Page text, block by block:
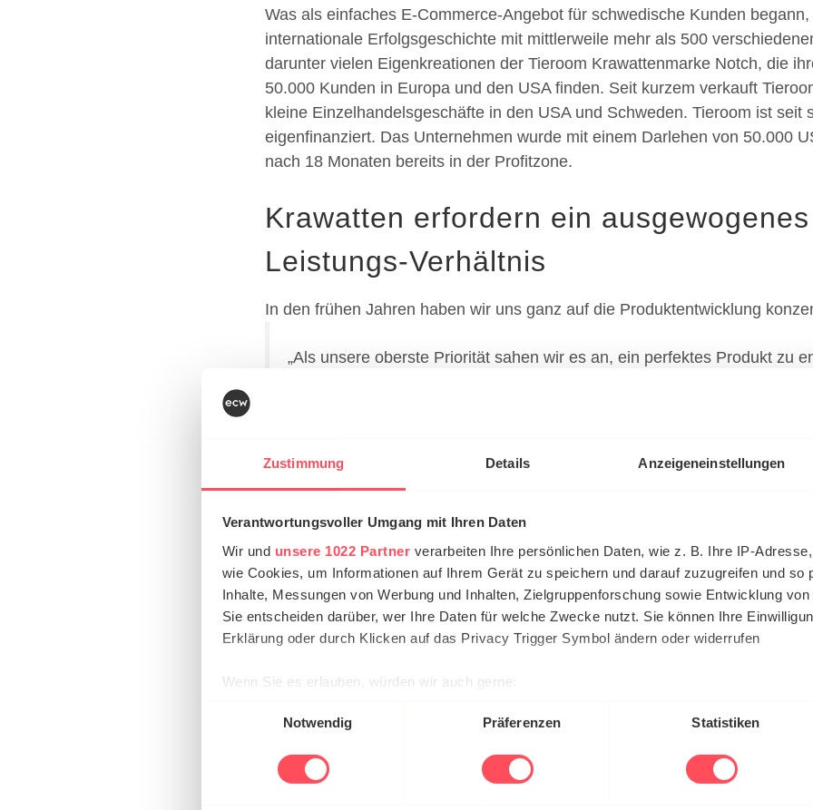
Zustimmung Details Anzeigeneinstellungen
Verantwortungsvoller Umgang mit Ihren Daten
Wir und unsere 1022 Partner verarbeiten Ihre persönlichen Daten, wie z. B. Ihre IP-
wie Cookies, um Informationen auf Ihrem Gerät zu speichern und darauf zuzugreifen und so
Inhalte, Messungen von Werbung und Inhalten, Zielgruppenforschung sowie Entwicklung
Sie entscheiden darüber, wer Ihre Daten für welche Zwecke nutzt. Sie können Ihre
Erklärung oder durch Klicken auf das Privacy Trigger Symbol ändern oder widerrufen
Wenn Sie es erlauben, würden wir auch gerne:
Ihr Gerät durch aktives Scannen nach bestimmten Merkmalen (Fingerprinting)
Erfahren Sie mehr darüber, wie Ihre persönlichen Daten verarbeitet werden, und legen Sie
Einzelheitenfest.
Notwendig Präferenzen Statistiken
Was als einfaches E-Commerce-Angebot für schwedische Kunden
internationale Erfolgsgeschichte mit mittlerweile mehr als 500
darunter vielen Eigenkreationen der Tieroom Krawattenmarke Notch, die
50.000 Kunden in Europa und den USA finden. Seit kurzem verkauft
kleine Einzelhandelsgeschäfte in den USA und Schweden. Tieroom ist seit
eigenfinanziert. Das Unternehmen wurde mit einem Darlehen von 50.000
nach 18 Monaten bereits in der Profitzone.
Krawatten erfordern ein
Leistungs-Verhältnis
In den frühen Jahren haben wir uns ganz auf die Produktentwicklung
„Als unsere oberste Priorität sahen wir es an, ein perfektes Produkt zu
Zeitgleich analysierte Tieroom genau seine Zielgruppe. Heute verkauft
an eine gut diversifizierte Kundenbasis und erhöht diese stetig durch
daherkommende Werbebotschaften in diversen massentauglichen
„Ein Einzelhandelsgeschäft kann da nur schwer mithalten.“ meint
unbedingt die aktuelle Topmode an, aber die Kunden schätzen unsere
Auch wettbewerbsfähige Preise spielen eine entscheidende Rolle in der
durchschnittlichen Preis von 30 Dollar für eine Krawatte hat sich Tieroom
der großen Kaufhäuser bzw. Modeketten und den günstigsten
„Wir bemühen uns, einen Preis zu finden, der möglichst genau die Zeit
widerspiegelt, die wir in Entwicklung und Qualitätssicherung investiert